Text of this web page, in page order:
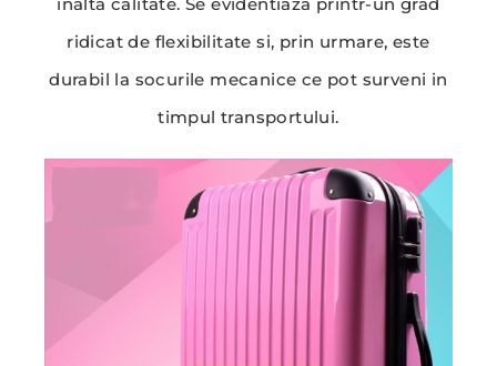
ridicat de flexibilitate si, prin urmare, este
durabil la socurile mecanice ce pot surveni in
timpul transportului.